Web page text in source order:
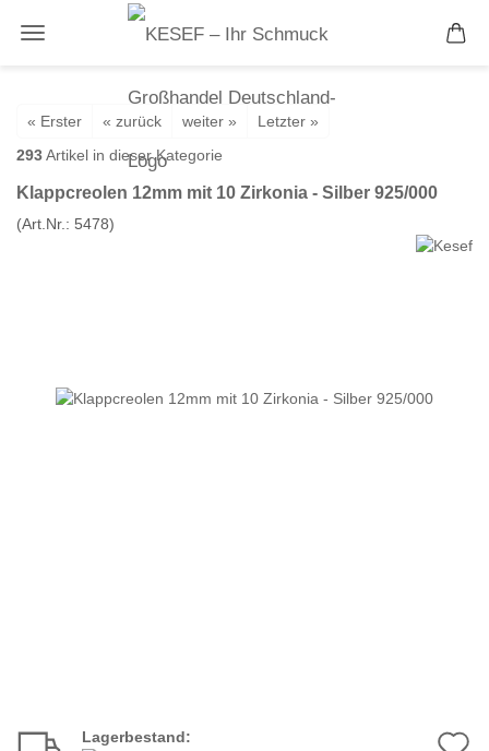
« Erster « zurück weiter »
Letzter »
293Artikel in dieser Kategorie
Klappcreolen 12mm mit 10 Zirkonia - Silber 925/000
(Art.Nr.: 5478)
Lagerbestand: